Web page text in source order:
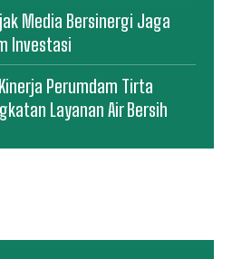
Media Bersinergi Jaga
Investasi
Perumdam Tirta
Layanan Air Bersih